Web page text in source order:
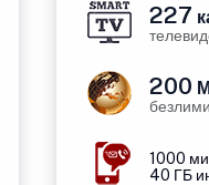
227
200
1000
40 ГБ